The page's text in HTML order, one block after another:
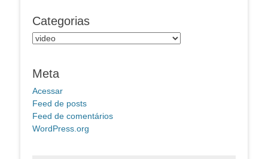
Categorias
Categorias
Meta
Acessar
Feed de posts
Feed de comentários
WordPress.org